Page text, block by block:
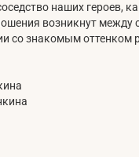
наших героев,
возникнут
со знакомым оттенком